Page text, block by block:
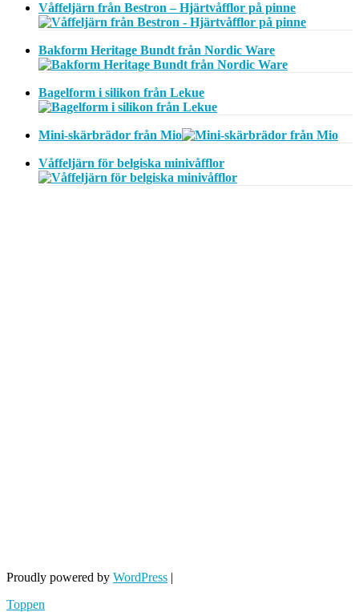
Våffeljärn från Bestron – Hjärtvåfflor på pinne
Bakform Heritage Bundt från Nordic Ware
Bagelform i silikon från Lekue
Mini-skärbrädor från Mio
Våffeljärn för belgiska minivåfflor
Proudly powered by WordPress |
Toppen